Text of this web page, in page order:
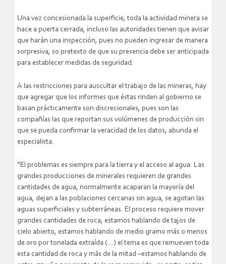
Una vez concesionada la superficie, toda la actividad minera se
hace a puerta cerrada, incluso las autoridades tienen que avisar
que harán una inspección, pues no pueden ingresar de manera
sorpresiva, so pretexto de que su presencia debe ser anticipada
para establecer medidas de seguridad.
A las restricciones para auscultar el trabajo de las mineras, hay
que agregar que los informes que éstas rinden al gobierno se
basan prácticamente son discrecionales, pues son las
compañías las que reportan sus volúmenes de producción sin
que se pueda confirmar la veracidad de los datos, abunda el
especialista.
“El problemas es siempre para la tierra y el acceso al agua. Las
grandes producciones de minerales requieren de grandes
cantidades de agua, normalmente acaparan la mayoría del
agua, dejan a las poblaciones cercanas sin agua, se agotan las
aguas superficiales y subterráneas. El proceso requiere mover
grandes cantidades de roca, estamos hablando de tajos de
cielo abierto, estamos hablando de medio gramo más o menos
de oro por tonelada extraída (…) el tema es que remueven toda
esta cantidad de roca y más de la mitad –estamos hablando de